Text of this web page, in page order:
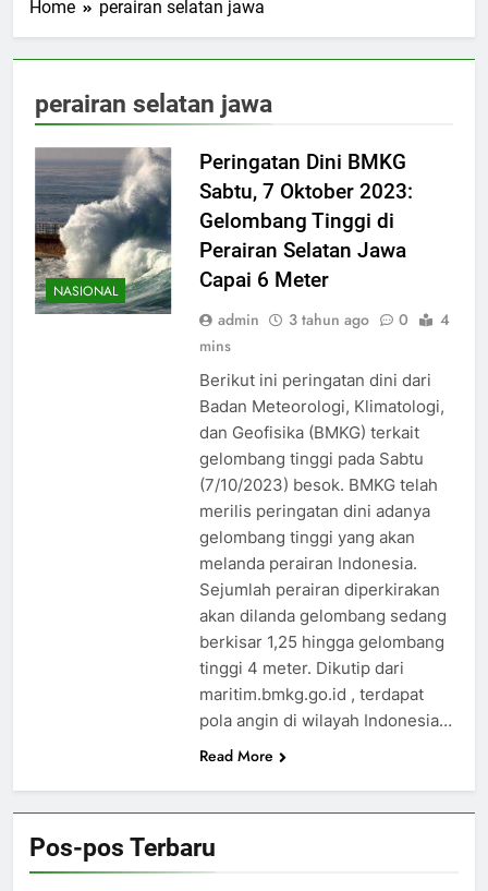
Home perairan selatan jawa
perairan selatan jawa
NASIONAL
Peringatan Dini BMKG
Sabtu, 7 Oktober 2023:
Gelombang Tinggi di
Perairan Selatan Jawa
Capai 6 Meter
admin 3 tahun ago 0
4
mins
Berikut ini peringatan dini dari
Badan Meteorologi, Klimatologi,
dan Geofisika (BMKG) terkait
gelombang tinggi pada Sabtu
(7/10/2023) besok. BMKG telah
merilis peringatan dini adanya
gelombang tinggi yang akan
melanda perairan Indonesia.
Sejumlah perairan diperkirakan
akan dilanda gelombang sedang
berkisar 1,25 hingga gelombang
tinggi 4 meter. Dikutip dari
maritim.bmkg.go.id , terdapat
pola angin di wilayah Indonesia…
Read More
Pos-pos Terbaru